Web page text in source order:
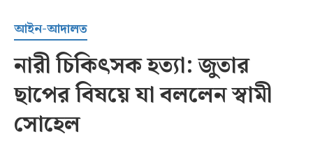
আইন-আদালত
নারী চিকিৎসক হত্যা: জুতার
ছাপের বিষয়ে যা বললেন স্বামী
সোহেল